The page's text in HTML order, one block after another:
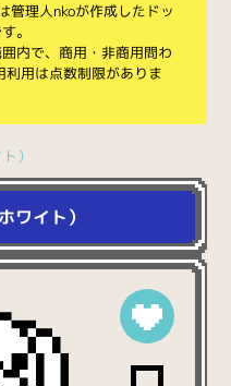
管理人nkoが作成したドッ
。
内で、商用・非商用問わ
用は点数制限がありま
）
ワイト）